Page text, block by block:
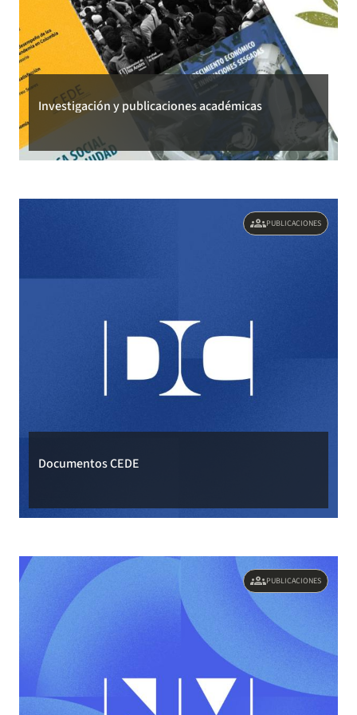
Investigación y publicaciones académicas
groupsPUBLICACIONES
Documentos CEDE
groupsPUBLICACIONES